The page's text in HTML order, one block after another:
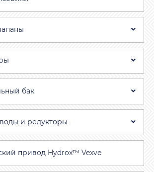
бак
и редукторы
привод Hydrox™ Vexve